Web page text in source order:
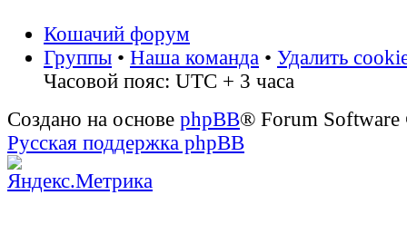
Кошачий форум
Группы • Наша команда • Удалить
Часовой пояс: UTC + 3 часа
Создано на основе phpBB® Forum
Русская поддержка phpBB